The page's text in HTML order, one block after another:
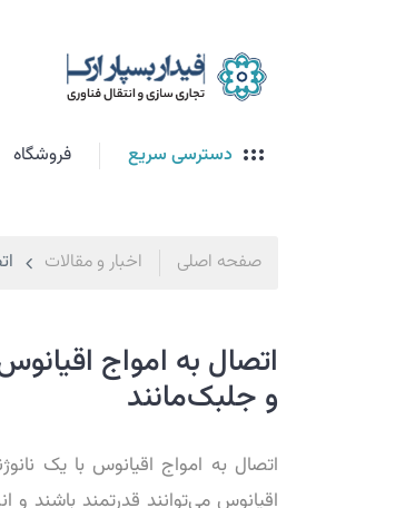
دسترسی سریع فروشگاه
صفحه اصلی اخبار و مقالات
اتصال به امواج
و جلبک‌مانند
اتصال به امواج اقیانوس با یک
اقیانوس می‌توانند قدرتمند باشند و